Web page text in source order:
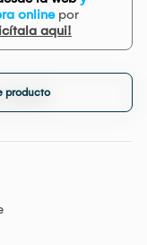
onlinepor
aqui!
producto